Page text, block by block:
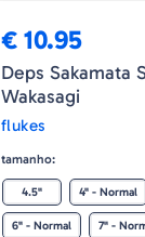
€ 10.95
Deps Sakamata
Wakasagi
flukes
tamanho:
4.5" 4" - Normal
6" - Normal 7" -